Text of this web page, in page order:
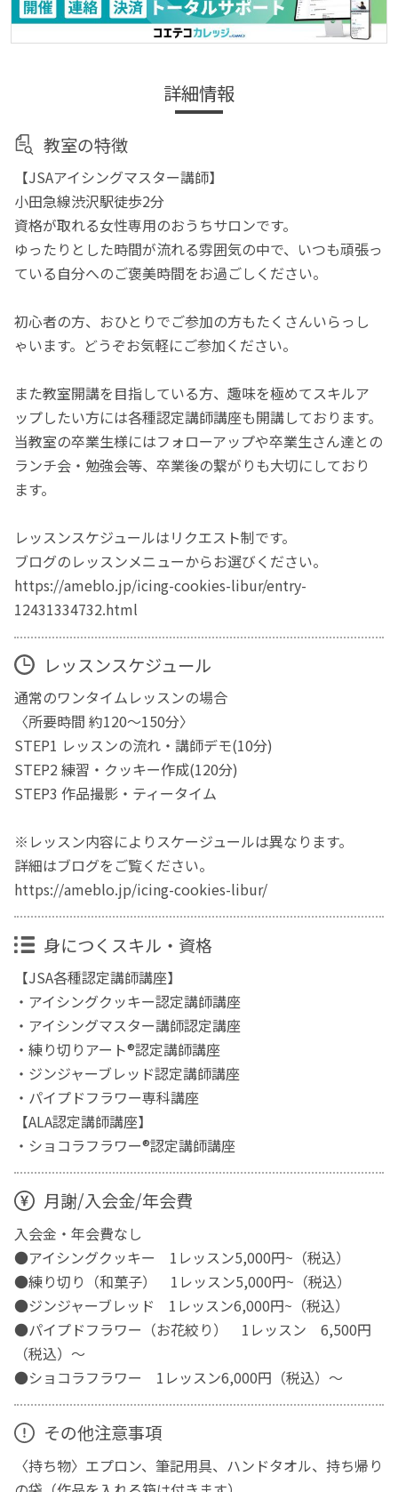
詳細情報
教室の特徴
【JSAアイシングマスター講師】
小田急線渋沢駅徒歩2分
資格が取れる女性専用のおうちサロンです。
ゆったりとした時間が流れる雰囲気の中で、いつも頑張っ
ている自分へのご褒美時間をお過ごしください。
初心者の方、おひとりでご参加の方もたくさんいらっし
ゃいます。どうぞお気軽にご参加ください。
また教室開講を目指している方、趣味を極めてスキルア
ップしたい方には各種認定講師講座も開講しております。
当教室の卒業生様にはフォローアップや卒業生さん達との
ランチ会・勉強会等、卒業後の繋がりも大切にしており
ます。
レッスンスケジュールはリクエスト制です。
ブログのレッスンメニューからお選びください。
https://ameblo.jp/icing-cookies-libur/entry-
12431334732.html
レッスンスケジュール
通常のワンタイムレッスンの場合
〈所要時間 約120〜150分〉
STEP1 レッスンの流れ・講師デモ(10分)
STEP2 練習・クッキー作成(120分)
STEP3 作品撮影・ティータイム
※レッスン内容によりスケージュールは異なります。
詳細はブログをご覧ください。
https://ameblo.jp/icing-cookies-libur/
身につくスキル・資格
【JSA各種認定講師講座】
・アイシングクッキー認定講師講座
・アイシングマスター講師認定講座
・練り切りアート®認定講師講座
・ジンジャーブレッド認定講師講座
・パイプドフラワー専科講座
【ALA認定講師講座】
・ショコラフラワー®認定講師講座
月謝/入会金/年会費
入会金・年会費なし
●アイシングクッキー 1レッスン5,000円~（税込）
●練り切り（和菓子） 1レッスン5,000円~（税込）
●ジンジャーブレッド 1レッスン6,000円~（税込）
●パイプドフラワー（お花絞り） 1レッスン 6,500円
（税込）～
●ショコラフラワー 1レッスン6,000円（税込）～
その他注意事項
〈持ち物〉エプロン、筆記用具、ハンドタオル、持ち帰り